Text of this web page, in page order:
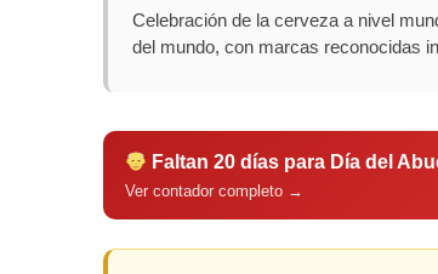
Celebración de la cerveza a nivel
del mundo, con marcas reconocidas
Faltan 20 días para Día del
Ver contador completo →